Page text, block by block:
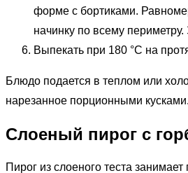
форме с бортиками.
начинку по всему периметру.
Выпекать при 180 °C на
Блюдо подается в теплом или
нарезанное порционными кусками.
Слоеный пирог с
Пирог из слоеного теста